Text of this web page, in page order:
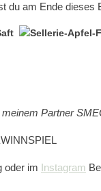
du am Ende dieses
Partner
oder im Instagram